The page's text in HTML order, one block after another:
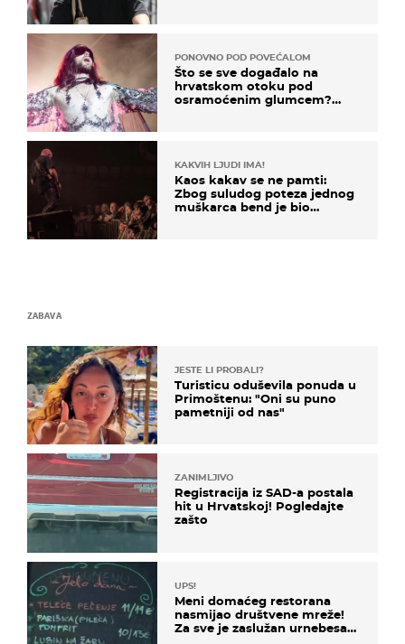
PONOVNO POD POVEĆALOM
Što se sve događalo na
hrvatskom otoku pod
osramoćenim glumcem?
KAKVIH LJUDI IMA!
Kaos kakav se ne pamti:
Zbog suludog poteza jednog
muškarca bend je bio
ZABAVA
JESTE LI PROBALI?
Turisticu oduševila ponuda u
Primoštenu: "Oni su puno
pametniji od nas"
ZANIMLJIVO
Registracija iz SAD-a postala
hit u Hrvatskoj! Pogledajte
zašto
UPS!
Meni domaćeg restorana
nasmijao društvene mreže!
Za sve je zaslužan urnebesan